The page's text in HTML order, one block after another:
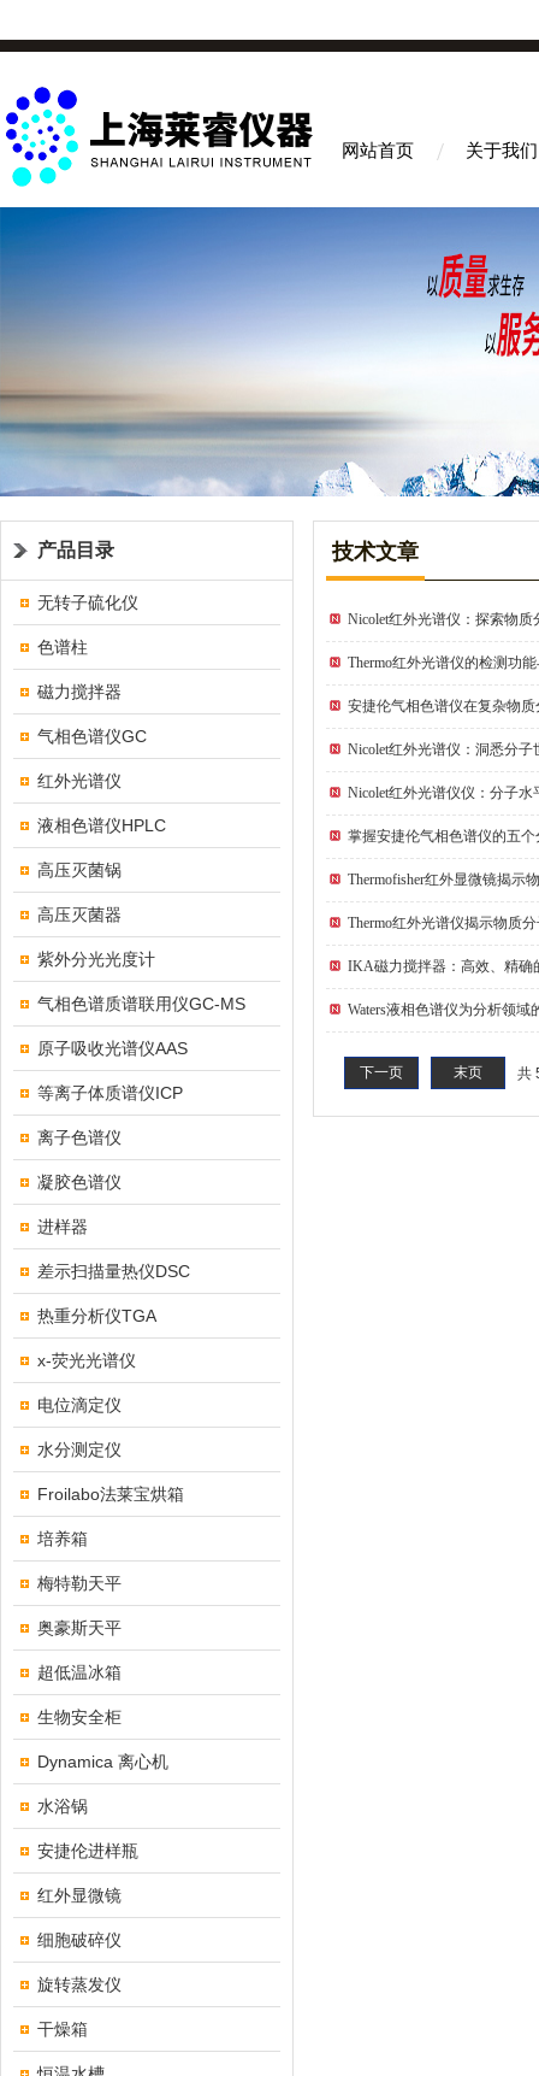
网站首页 关于我们
产品目录
无转子硫化仪
色谱柱
磁力搅拌器
气相色谱仪GC
红外光谱仪
液相色谱仪HPLC
高压灭菌锅
高压灭菌器
紫外分光光度计
气相色谱质谱联用仪GC-MS
原子吸收光谱仪AAS
等离子体质谱仪ICP
离子色谱仪
凝胶色谱仪
进样器
差示扫描量热仪DSC
热重分析仪TGA
x-荧光光谱仪
电位滴定仪
水分测定仪
Froilabo法莱宝烘箱
培养箱
梅特勒天平
奥豪斯天平
超低温冰箱
生物安全柜
Dynamica 离心机
水浴锅
安捷伦进样瓶
红外显微镜
细胞破碎仪
旋转蒸发仪
干燥箱
技术文章
Nicolet红外光谱仪：探索物
Thermo红外光谱仪的检测功
安捷伦气相色谱仪在复杂物
Nicolet红外光谱仪：洞悉分
Nicolet红外光谱仪仪：分子水
掌握安捷伦气相色谱仪的五个
Thermofisher红外显微镜揭示
Thermo红外光谱仪揭示物质
IKA磁力搅拌器：高效、精确
Waters液相色谱仪为分析领域
共
下一页 末页